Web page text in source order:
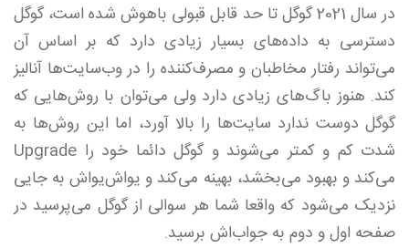
در سال 2021 گوگل تا حد قابل قبولی باهوش شده است، گوگل
دسترسی به داده‌های بسیار زیادی دارد که بر اساس آن
می‌تواند رفتار مخاطبان و مصرف‌کننده را در وب‌سایت‌ها آنالیز
کند. هنوز باگ‌های زیادی دارد ولی می‌توان با روش‌هایی که
گوگل دوست ندارد سایت‌ها را بالا آورد، اما این روش‌ها به
شدت کم و کمتر می‌شوند و گوگل دائما خود را Upgrade
می‌کند و بهبود می‌بخشد، بهینه می‌کند و یواش‌یواش به جایی
نزدیک می‌شود که واقعا شما هر سوالی از گوگل می‌پرسید در
صفحه اول و دوم به جواب‌اش برسید.